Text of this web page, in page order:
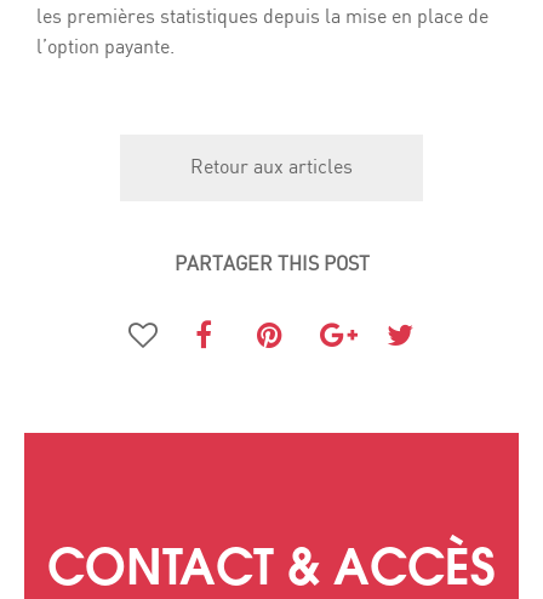
les premières statistiques depuis la mise en place de
l’option payante.
Retour aux articles
PARTAGER THIS POST
CONTACT & ACCÈS